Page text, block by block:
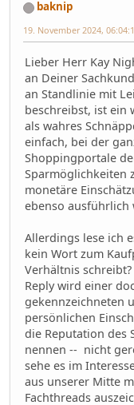
baknip
19. November 2024,
Lieber Herr Kay
an Deiner
an Standlinie mit
beschreibst, ist ein
als wahres
einfach, bei der
Shoppingportale
Sparmöglichkeiten
monetäre
ebenso ausführlich
Allerdings lese ich
kein Wort zum
Verhältnis
Reply wird einer
gekennzeichneten
persönlichen
die Reputation des
nennen -- nicht
sehe es im
aus unserer Mitte
Fachthreads